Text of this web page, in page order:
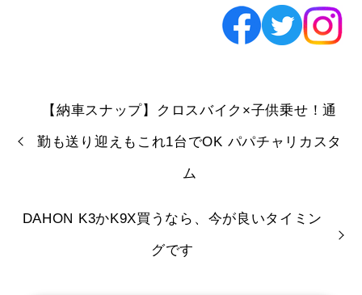
【納車スナップ】クロスバイク×子供乗せ！通
勤も送り迎えもこれ1台でOK パパチャリカスタ
ム
DAHON K3かK9X買うなら、今が良いタイミン
グです